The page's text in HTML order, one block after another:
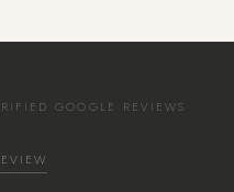
GOOGLE REVIEWS